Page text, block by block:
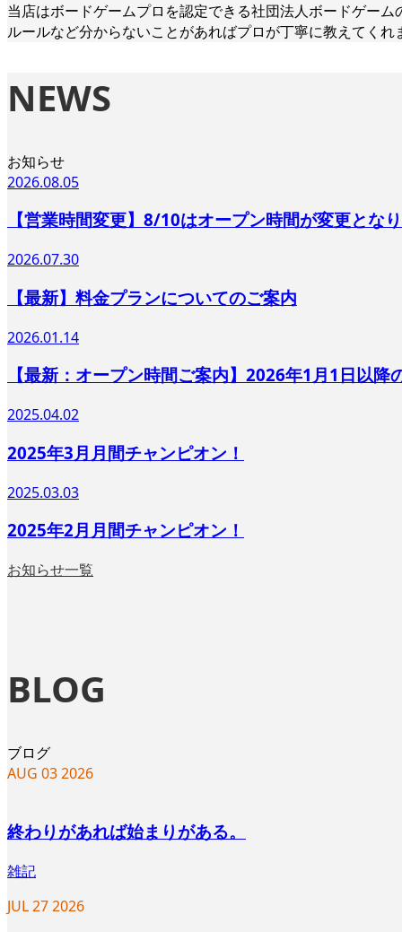
当店はボードゲームプロを認定できる社団法人ボードゲーム
ルールなど分からないことがあればプロが丁寧に教えてくれ
NEWS
お知らせ
2026.08.05
【営業時間変更】8/10はオープン時間が変更とな
2026.07.30
【最新】料金プランについてのご案内
2026.01.14
【最新：オープン時間ご案内】2026年1月1日以降
2025.04.02
2025年3月月間チャンピオン！
2025.03.03
2025年2月月間チャンピオン！
お知らせ一覧
BLOG
ブログ
AUG 032026
終わりがあれば始まりがある。
雑記
JUL272026